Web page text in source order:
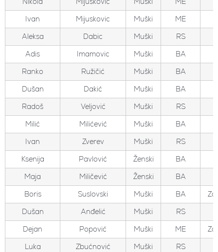
Ivan
Mijuskovic Muški
ME
Aleksa
Dabic Muški
RS
Adis
Imamovic Muški
BA
Ranko
Ružičić Muški
BA
Dušan
Dakić Muški
BA
Radoš
Veljović Muški
RS
Milić
Milićević Muški
BA
Ivan
Zverev Muški
RS
Ksenija
Pavlović Ženski
BA
Maja
Miličević Ženski
BA
Boris
Suslovski Muški BA
Dušan
Anđelić Muški
RS
Dejan
Popović Muški ME
Luka
Zbućnović Muški
RS